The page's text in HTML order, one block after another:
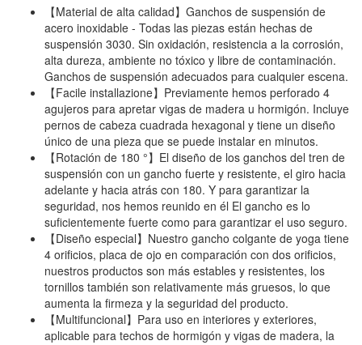
【Material de alta calidad】Ganchos de suspensión de
acero inoxidable - Todas las piezas están hechas de
suspensión 3030. Sin oxidación, resistencia a la corrosión,
alta dureza, ambiente no tóxico y libre de contaminación.
Ganchos de suspensión adecuados para cualquier escena.
【Facile installazione】Previamente hemos perforado 4
agujeros para apretar vigas de madera u hormigón. Incluye
pernos de cabeza cuadrada hexagonal y tiene un diseño
único de una pieza que se puede instalar en minutos.
【Rotación de 180 °】El diseño de los ganchos del tren de
suspensión con un gancho fuerte y resistente, el giro hacia
adelante y hacia atrás con 180. Y para garantizar la
seguridad, nos hemos reunido en él El gancho es lo
suficientemente fuerte como para garantizar el uso seguro.
【Diseño especial】Nuestro gancho colgante de yoga tiene
4 orificios, placa de ojo en comparación con dos orificios,
nuestros productos son más estables y resistentes, los
tornillos también son relativamente más gruesos, lo que
aumenta la firmeza y la seguridad del producto.
【Multifuncional】Para uso en interiores y exteriores,
aplicable para techos de hormigón y vigas de madera, la